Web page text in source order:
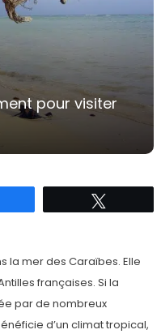
pour visiter
la mer des Caraïbes. Elle
françaises. Si la
par de nombreux
d’un climat tropical,